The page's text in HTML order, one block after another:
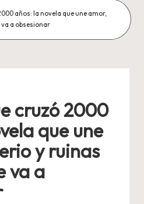
años: la novela que une amor,
a obsesionar
cruzó 2000
que une
y ruinas
va a